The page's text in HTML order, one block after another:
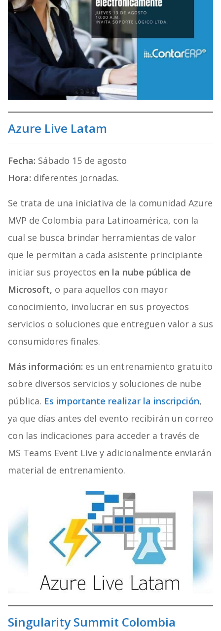
Azure Live Latam
Fecha: Sábado 15 de agosto
Hora: diferentes jornadas.
Se trata de una iniciativa de la comunidad Azure
MVP de Colombia para Latinoamérica, con la
cual se busca brindar herramientas de valor
que le permitan a cada asistente principiante
iniciar sus proyectos en la nube pública de
Microsoft, o para aquellos con mayor
conocimiento, involucrar en sus proyectos
servicios o soluciones que entreguen valor a sus
consumidores finales.
Más información: es un entrenamiento gratuito
sobre diversos servicios y soluciones de nube
pública. Es importante realizar la inscripción,
ya que días antes del evento recibirán un correo
con las indicaciones para acceder a través de
MS Teams Event Live y adicionalmente enviarán
material de entrenamiento.
Singularity Summit Colombia